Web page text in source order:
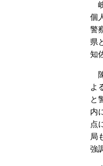
個
警
県
知
よ
と
内
点
局
強